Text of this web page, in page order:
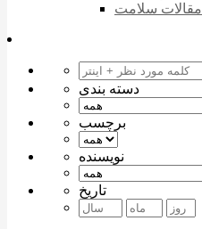
مقالات سلامت
دسته بندی
برچسب
نویسنده
تاریخ